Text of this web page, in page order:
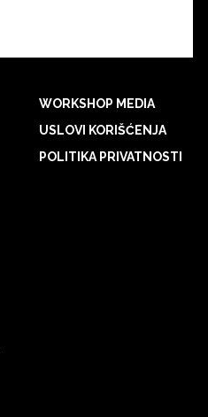
WORKSHOP MEDIA
USLOVI KORIŠĆENJA
POLITIKA PRIVATNOSTI